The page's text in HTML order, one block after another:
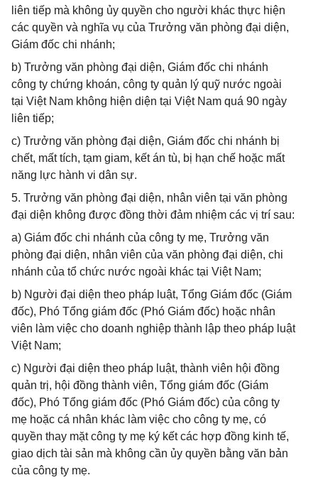
liên tiếp mà không ủy quyền cho người khác thực hiện
các quyền và nghĩa vụ của Trưởng văn phòng đại diện,
Giám đốc chi nhánh;
b) Trưởng văn phòng đại diện, Giám đốc chi nhánh
công ty chứng khoán, công ty quản lý quỹ nước ngoài
tại Việt Nam không hiện diện tại Việt Nam quá 90 ngày
liên tiếp;
c) Trưởng văn phòng đại diện, Giám đốc chi nhánh bị
chết, mất tích, tạm giam, kết án tù, bị hạn chế hoặc mất
năng lực hành vi dân sự.
5. Trưởng văn phòng đại diện, nhân viên tại văn phòng
đại diện không được đồng thời đảm nhiệm các vị trí sau:
a) Giám đốc chi nhánh của công ty mẹ, Trưởng văn
phòng đại diện, nhân viên của văn phòng đại diện, chi
nhánh của tổ chức nước ngoài khác tại Việt Nam;
b) Người đại diện theo pháp luật, Tổng Giám đốc (Giám
đốc), Phó Tổng giám đốc (Phó Giám đốc) hoặc nhân
viên làm việc cho doanh nghiệp thành lập theo pháp luật
Việt Nam;
c) Người đại diện theo pháp luật, thành viên hội đồng
quản trị, hội đồng thành viên, Tổng giám đốc (Giám
đốc), Phó Tổng giám đốc (Phó Giám đốc) của công ty
mẹ hoặc cá nhân khác làm việc cho công ty mẹ, có
quyền thay mặt công ty mẹ ký kết các hợp đồng kinh tế,
giao dịch tài sản mà không cần ủy quyền bằng văn bản
của công ty mẹ.